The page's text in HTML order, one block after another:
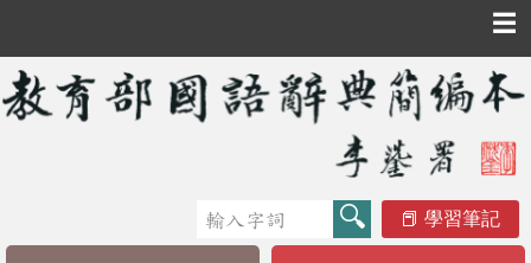
☰
學習筆記